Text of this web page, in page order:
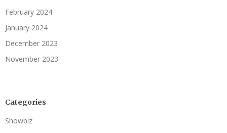
February 2024
January 2024
December 2023
November 2023
Categories
Showbiz